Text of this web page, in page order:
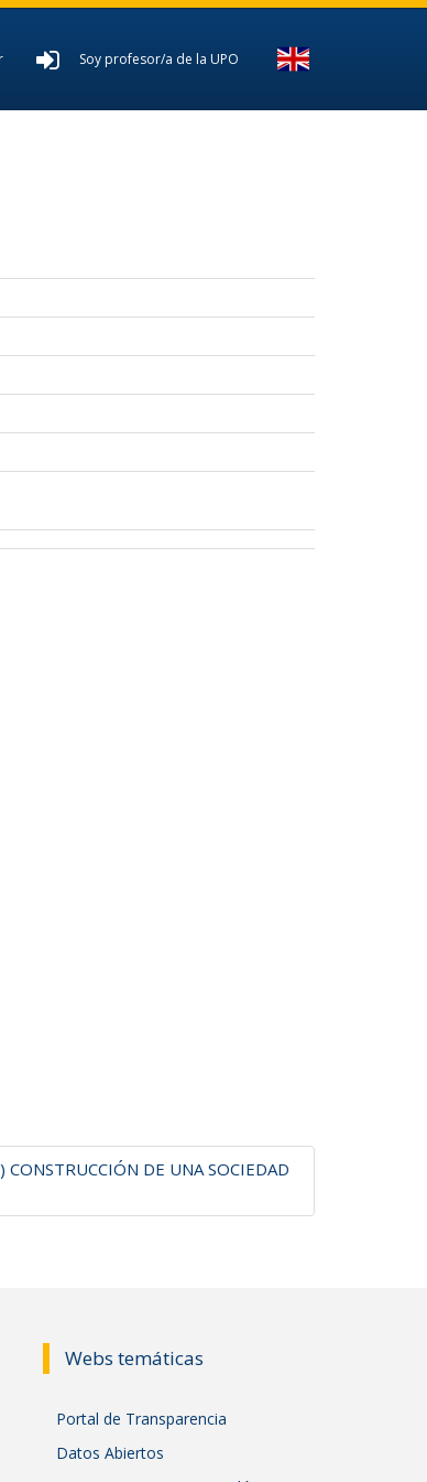
Soy profesor/a de la UPO
DE UNA SOCIEDAD
Webs temáticas
Portal de Transparencia
Datos Abiertos